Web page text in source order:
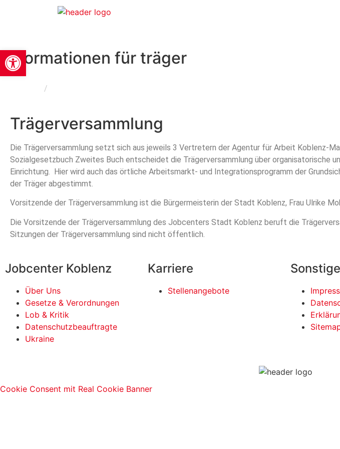
informationen für träger
/
Trägerversammlung
Die Trägerversammlung setzt sich aus jeweils 3 Vertretern der Agentur für Arbeit Koblenz-
Sozialgesetzbuch Zweites Buch entscheidet die Trägerversammlung über organisatorische
Einrichtung. Hier wird auch das örtliche Arbeitsmarkt- und Integrationsprogramm der
der Träger abgestimmt.
Vorsitzende der Trägerversammlung ist die Bürgermeisterin der Stadt Koblenz, Frau Ulrike
Die Vorsitzende der Trägerversammlung des Jobcenters Stadt Koblenz beruft die
Sitzungen der Trägerversammlung sind nicht öffentlich.
Jobcenter Koblenz
Über Uns
Gesetze & Verordnungen
Lob & Kritik
Datenschutzbeauftragte
Ukraine
Karriere
Stellenangebote
Cookie Consent mit Real Cookie Banner
Werkzeugleiste öffnen